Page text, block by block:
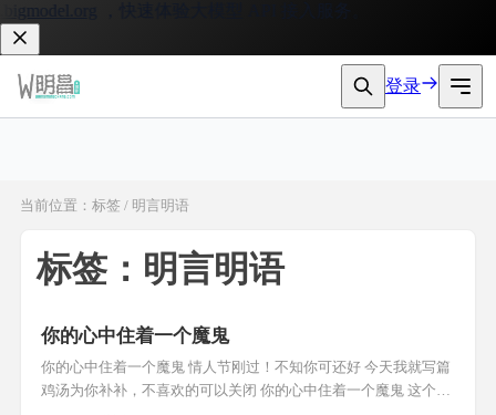
登录
当前位置：标签 / 明言明语
标签：明言明语
你的心中住着一个魔鬼
你的心中住着一个魔鬼 情人节刚过！不知你可还好 今天我就写篇
鸡汤为你补补，不喜欢的可以关闭 你的心中住着一个魔鬼 这个魔